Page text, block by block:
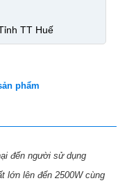
TT Huế
phẩm
đến người sử dụng
lớn lên đến 2500W cùng